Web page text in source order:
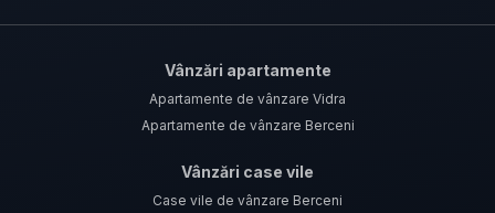
Vânzări apartamente
Apartamente de vânzare Vidra
Apartamente de vânzare Berceni
Vânzări case vile
Case vile de vânzare Berceni